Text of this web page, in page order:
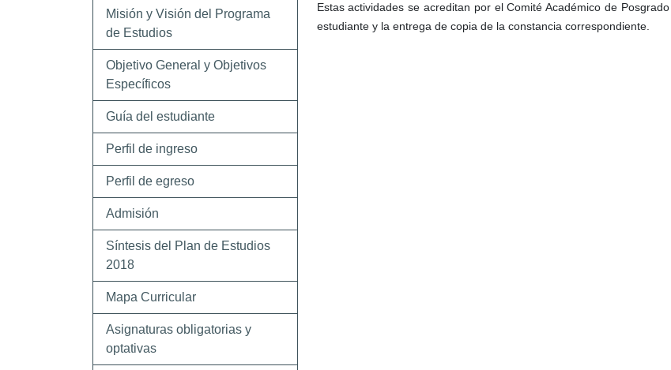
Misión y Visión del Programa
de Estudios
Objetivo General y Objetivos
Específicos
Guía del estudiante
Perfil de ingreso
Perfil de egreso
Admisión
Síntesis del Plan de Estudios
2018
Mapa Curricular
Asignaturas obligatorias y
optativas
Estas actividades se acreditan por el Comité Académico de
estudiante y la entrega de copia de la constancia correspondiente.